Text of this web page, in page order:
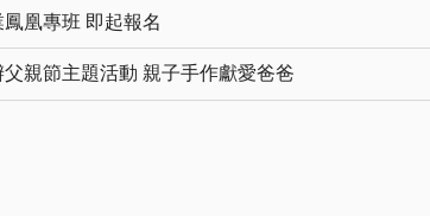
凰專班 即起報名
親節主題活動 親子手作獻愛爸爸